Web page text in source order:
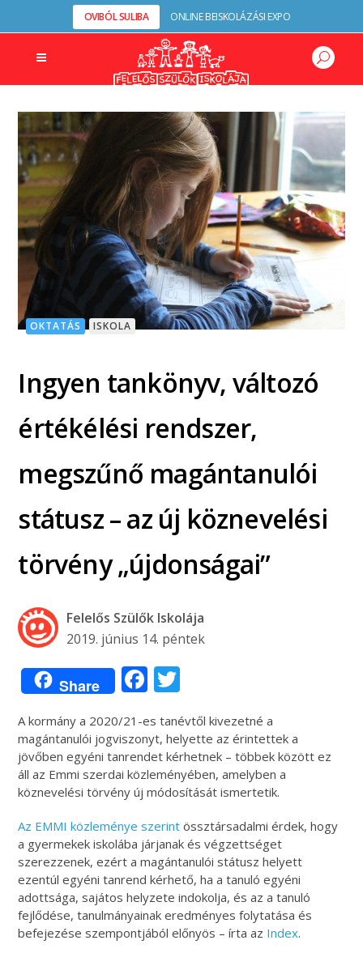
OVIBÓL SULIBA ONLINE BEISKOLÁZÁSI EXPO
OKTATÁS ISKOLA
Ingyen tankönyv, változó
értékélési rendszer,
megszűnő magántanulói
státusz – az új köznevelési
törvény „újdonságai”
Felelős Szülők Iskolája
2019. június 14. péntek
Share Facebook
A kormány a 2020/21-es tanévtől kivezetné a
magántanulói jogviszonyt, helyette az érintettek a
jövőben egyéni tanrendet kérhetnek – többek között ez
áll az Emmi szerdai közleményében, amelyben a
köznevelési törvény új módosítását ismertetik.
Az EMMI közleménye szerint össztársadalmi érdek, hogy
a gyermekek iskolába járjanak és végzettséget
szerezzenek, ezért a magántanulói státusz helyett
ezentúl egyéni tanrend kérhető, ha a tanuló egyéni
adottsága, sajátos helyzete indokolja, és az a tanuló
fejlődése, tanulmányainak eredményes folytatása és
befejezése szempontjából előnyös – írta az Index.